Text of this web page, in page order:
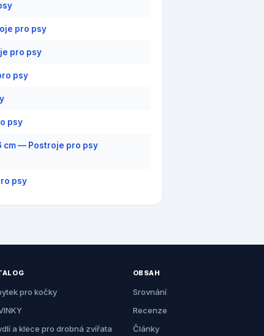
pro psy
pro psy
psy
psy
cm — Postroje pro psy
psy
pro kočky
a klece pro drobná zvířata
OBSAH
Srovnání
Recenze
Články